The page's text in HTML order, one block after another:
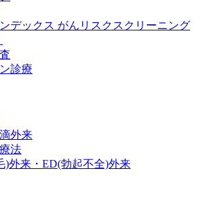
デックス がんリスクスクリーニング
診療
外来
法
)外来・ED(勃起不全)外来